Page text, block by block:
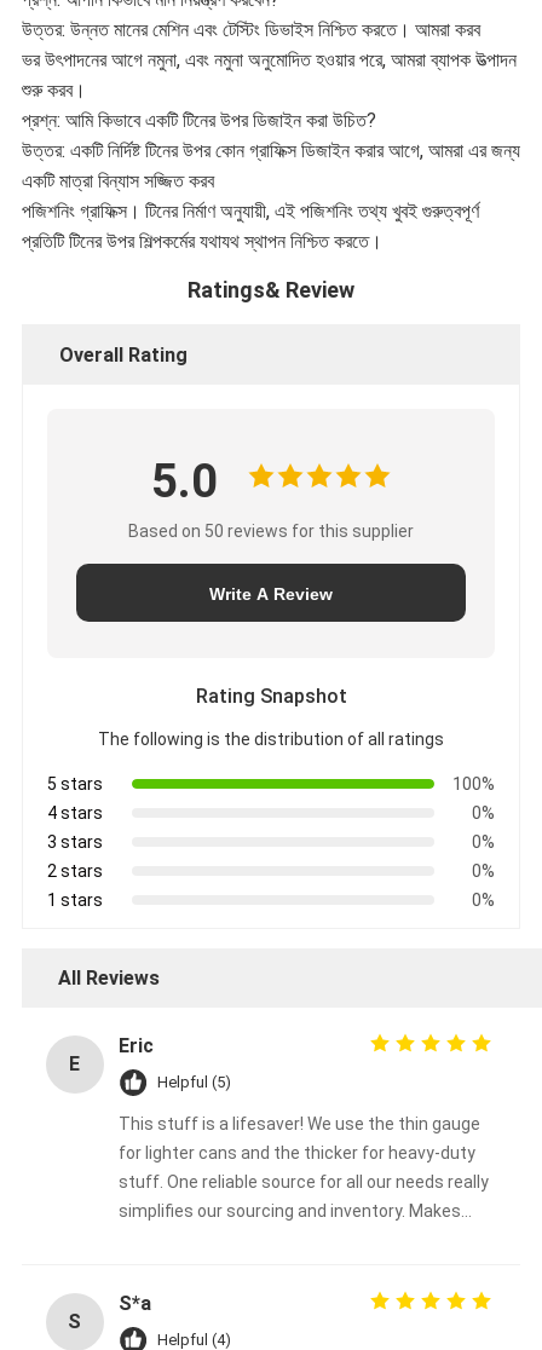
উত্তর: উন্নত মানের মেশিন এবং টেস্টিং ডিভাইস নিশ্চিত করতে। আমরা করব
ভর উৎপাদনের আগে নমুনা, এবং নমুনা অনুমোদিত হওয়ার পরে, আমরা ব্যাপক উত্পাদন
শুরু করব।
প্রশ্ন: আমি কিভাবে একটি টিনের উপর ডিজাইন করা উচিত?
উত্তর: একটি নির্দিষ্ট টিনের উপর কোন গ্রাফিক্স ডিজাইন করার আগে, আমরা এর জন্য
একটি মাত্রা বিন্যাস সজ্জিত করব
পজিশনিং গ্রাফিক্স। টিনের নির্মাণ অনুযায়ী, এই পজিশনিং তথ্য খুবই গুরুত্বপূর্ণ
প্রতিটি টিনের উপর শিল্পকর্মের যথাযথ স্থাপন নিশ্চিত করতে।
Ratings& Review
Overall Rating
5.0
Based on 50 reviews for this supplier
Write A Review
Rating Snapshot
The following is the distribution of all ratings
5 stars
100%
4 stars
0%
3 stars
0%
2 stars
0%
1 stars
0%
All Reviews
E
Eric
Helpful (5)
This stuff is a lifesaver! We use the thin gauge
for lighter cans and the thicker for heavy-duty
stuff. One reliable source for all our needs really
simplifies our sourcing and inventory. Makes
S
S*a
Helpful (4)